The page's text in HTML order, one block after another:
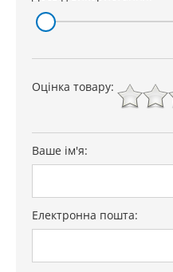
Оцінка товару:
Ваше ім'я:
Електронна пошта: